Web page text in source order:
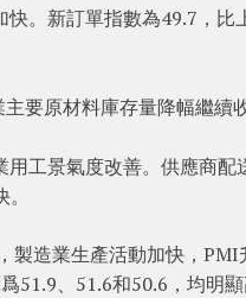
。新訂單指數為49.7，比
要原材料庫存量降幅繼續收
工景氣度改善。供應商配
製造業生產活動加快，
51.9、51.6和50.6，均明